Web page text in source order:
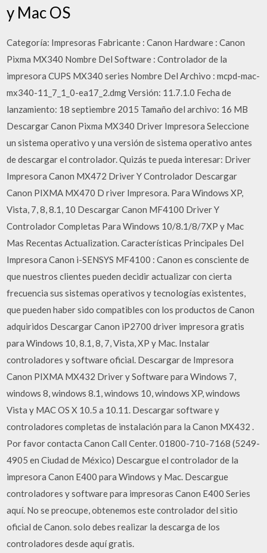
y Mac OS
Categoría: Impresoras Fabricante : Canon Hardware : Canon
Pixma MX340 Nombre Del Software : Controlador de la
impresora CUPS MX340 series Nombre Del Archivo : mcpd-mac-
mx340-11_7_1_0-ea17_2.dmg Versión: 11.7.1.0 Fecha de
lanzamiento: 18 septiembre 2015 Tamaño del archivo: 16 MB
Descargar Canon Pixma MX340 Driver Impresora Seleccione
un sistema operativo y una versión de sistema operativo antes
de descargar el controlador. Quizás te pueda interesar: Driver
Impresora Canon MX472 Driver Y Controlador Descargar
Canon PIXMA MX470 D river Impresora. Para Windows XP,
Vista, 7, 8, 8.1, 10 Descargar Canon MF4100 Driver Y
Controlador Completas Para Windows 10/8.1/8/7XP y Mac
Mas Recentas Actualization. Características Principales Del
Impresora Canon i-SENSYS MF4100 : Canon es consciente de
que nuestros clientes pueden decidir actualizar con cierta
frecuencia sus sistemas operativos y tecnologías existentes,
que pueden haber sido compatibles con los productos de Canon
adquiridos Descargar Canon iP2700 driver impresora gratis
para Windows 10, 8.1, 8, 7, Vista, XP y Mac. Instalar
controladores y software oficial. Descargar de Impresora
Canon PIXMA MX432 Driver y Software para Windows 7,
windows 8, windows 8.1, windows 10, windows XP, windows
Vista y MAC OS X 10.5 a 10.11. Descargar software y
controladores completas de instalación para la Canon MX432 .
Por favor contacta Canon Call Center. 01800-710-7168 (5249-
4905 en Ciudad de México) Descargue el controlador de la
impresora Canon E400 para Windows y Mac. Descargue
controladores y software para impresoras Canon E400 Series
aquí. No se preocupe, obtenemos este controlador del sitio
oficial de Canon. solo debes realizar la descarga de los
controladores desde aquí gratis.